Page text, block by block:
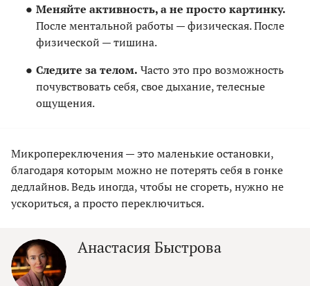
Меняйте активность, а не просто картинку.
После ментальной работы — физическая. После
физической — тишина.
Следите за телом. Часто это про возможность
почувствовать себя, свое дыхание, телесные
ощущения.
Микропереключения — это маленькие остановки,
благодаря которым можно не потерять себя в гонке
дедлайнов. Ведь иногда, чтобы не сгореть, нужно не
ускориться, а просто переключиться.
Анастасия Быстрова